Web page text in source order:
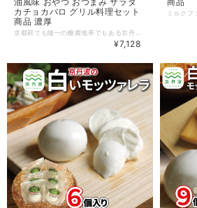
カチョカバロ グリル料理セット
商品 濃厚
¥7,128